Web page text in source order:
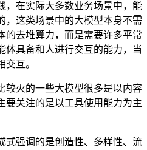
在实际大多数业务场景中，能
，这类场景中的大模型本身不需
的去堆算力，而是需要许多平常
体具备和人进行交互的能力，当
互。
火的一些大模型很多是以内容
要关注的是以工具使用能力为主
强调的是创造性、多样性、流